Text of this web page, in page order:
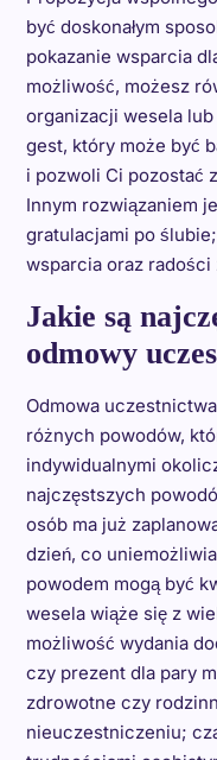
być doskonałym
pokazanie wsparcia
możliwość, możesz
organizacji wesela
gest, który może być
i pozwoli Ci pozostać
Innym rozwiązaniem
gratulacjami po
wsparcia oraz radości
Jakie są
odmowy
Odmowa
różnych powodów,
indywidualnymi
najczęstszych
osób ma już
dzień, co
powodem mogą być
wesela wiąże się z
możliwość wydania
czy prezent dla pary
zdrowotne czy
nieuczestniczeniu;